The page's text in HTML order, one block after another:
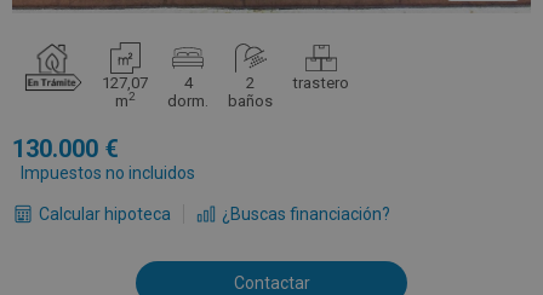
127,07
m2
4
dorm.
2
baños
trastero
130.000
Impuestos no incluidos
Calcular hipoteca ¿Buscas financiación?
Contactar